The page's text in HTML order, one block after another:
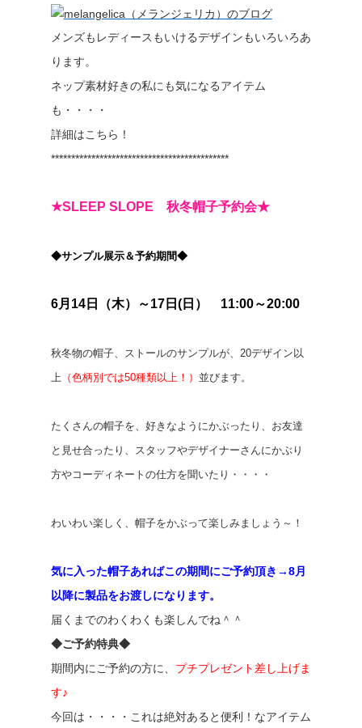
メンズもレディースもいけるデザインもいろいろあ
ります。
ネップ素材好きの私にも気になるアイテム
も・・・・
詳細はこちら！
********************************************
★SLEEP SLOPE 秋冬帽子予約会★
◆サンプル展示＆予約期間◆
6月14日（木）～17日(日） 11:00～20:00
秋冬物の帽子、ストールのサンプルが、20デザイン以
上（色柄別では50種類以上！） 並びます。
たくさんの帽子を、好きなようにかぶったり、お友達
と見せ合ったり、スタッフやデザイナーさんにかぶり
方やコーディネートの仕方を聞いたり・・・・
わいわい楽しく、帽子をかぶって楽しみましょう～！
気に入った帽子あればこの期間にご予約頂き→8月
以降に製品をお渡しになります。
届くまでのわくわくも楽しんでね＾＾
◆ご予約特典◆
期間内にご予約の方に、 プチプレゼント差し上げま
す♪
今回は・・・・これは絶対あると便利！なアイテム